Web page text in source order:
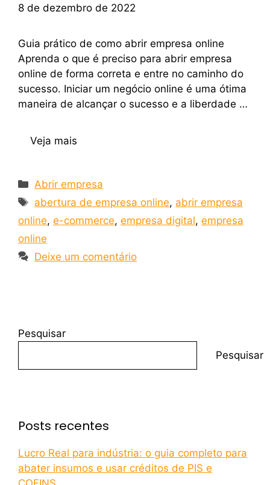
8 de dezembro de 2022
Guia prático de como abrir empresa online
Aprenda o que é preciso para abrir empresa
online de forma correta e entre no caminho do
sucesso. Iniciar um negócio online é uma ótima
maneira de alcançar o sucesso e a liberdade …
Veja mais
Abrir empresa
abertura de empresa online, abrir empresa
online, e-commerce, empresa digital, empresa
online
Deixe um comentário
Pesquisar
Pesquisar
Posts recentes
Lucro Real para indústria: o guia completo para
abater insumos e usar créditos de PIS e